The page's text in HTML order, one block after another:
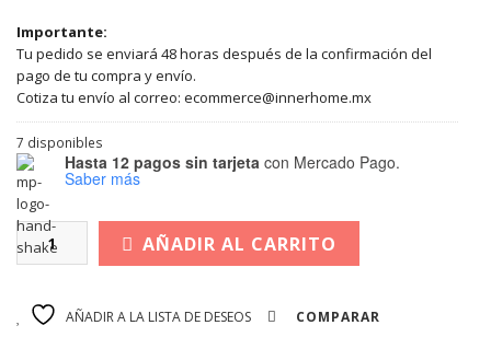
Importante:
Tu pedido se enviará 48 horas después de la confirmación del
pago de tu compra y envío.
Cotiza tu envío al correo: ecommerce@innerhome.mx
7 disponibles
Hasta 12 pagos sin tarjeta con Mercado Pago.
Saber más
AÑADIR AL CARRITO
AÑADIR A LA LISTA DE DESEOS COMPARAR